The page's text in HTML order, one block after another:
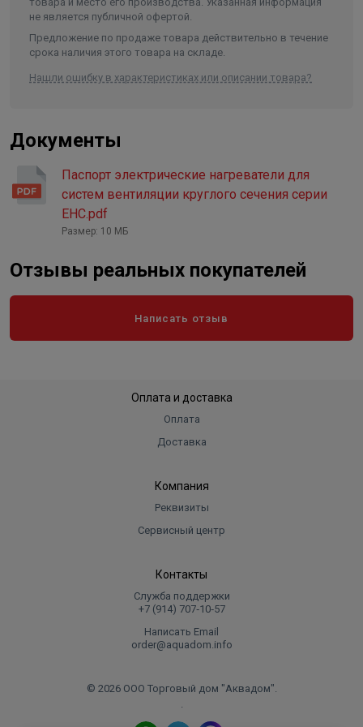
не является публичной офертой.
Предложение по продаже товара действительно в течение
срока наличия этого товара на складе.
Нашли ошибку в характеристиках или описании товара?
Документы
Паспорт электрические нагреватели для
систем вентиляции круглого сечения серии
ЕНС.pdf
Размер: 10 МБ
Отзывы реальных покупателей
Написать отзыв
Оплата и доставка
Оплата
Доставка
Компания
Реквизиты
Сервисный центр
Контакты
Служба поддержки
+7 (914) 707‑10‑57
Написать Email
order@aquadom.info
© 2026 ООО Торговый дом "Аквадом".
.